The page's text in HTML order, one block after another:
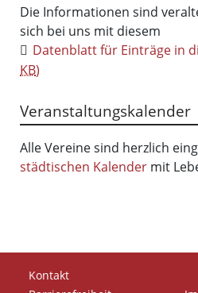
Die Informationen sind
sich bei uns mit diesem
Datenblatt für Einträge in
KB)
Veranstaltungskalender
Alle Vereine sind herzlich
städtischen Kalender mit
Kontakt